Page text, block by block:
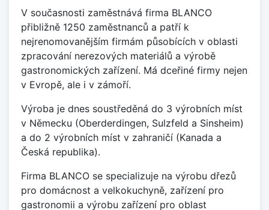
V současnosti zaměstnává firma BLANCO
přibližně 1250 zaměstnanců a patří k
nejrenomovanějším firmám působících v oblasti
zpracování nerezových materiálů a výrobě
gastronomických zařízení. Má dceřiné firmy nejen
v Evropě, ale i v zámoří.
Výroba je dnes soustředěná do 3 výrobních míst
v Německu (Oberderdingen, Sulzfeld a Sinsheim)
a do 2 výrobních míst v zahraničí (Kanada a
Česká republika).
Firma BLANCO se specializuje na výrobu dřezů
pro domácnost a velkokuchyně, zařízení pro
gastronomii a výrobu zařízení pro oblast